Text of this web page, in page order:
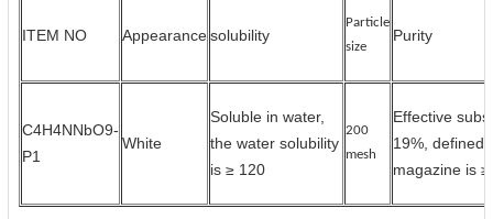
ITEM NO Appearance solubility
Particle
size
Purity
C4H4NNbO9-
P1
White
Soluble in water,
the water solubility
is ≥ 120
200
mesh
Effective
19%, defined
magazine is